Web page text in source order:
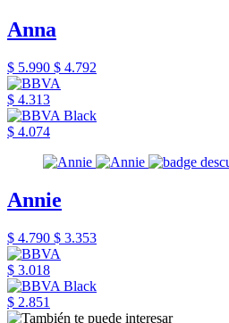
Anna
$ 5.990 $ 4.792
$ 4.313
$ 4.074
Annie
$ 4.790 $ 3.353
$ 3.018
$ 2.851